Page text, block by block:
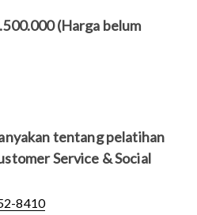
(Harga belum
tentang pelatihan
Service & Social
8410